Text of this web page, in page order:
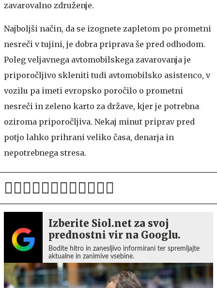
zavarovalno združenje.
Najboljši način, da se izognete zapletom po prometni
nesreči v tujini, je dobra priprava še pred odhodom.
Poleg veljavnega avtomobilskega zavarovanja je
priporočljivo skleniti tudi avtomobilsko asistenco, v
vozilu pa imeti evropsko poročilo o prometni
nesreči in zeleno karto za države, kjer je potrebna
oziroma priporočljiva. Nekaj minut priprav pred
potjo lahko prihrani veliko časa, denarja in
nepotrebnega stresa.
Izberite Siol.net za svoj
prednostni vir na Googlu.
Bodite hitro in zanesljivo informirani ter spremljajte
aktualne in zanimive vsebine.